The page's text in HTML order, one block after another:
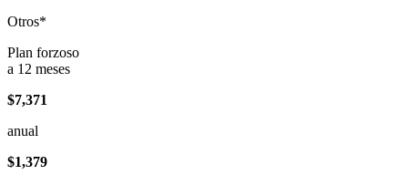
Otros*
Plan forzoso
a 12 meses
$7,371
anual
$1,379